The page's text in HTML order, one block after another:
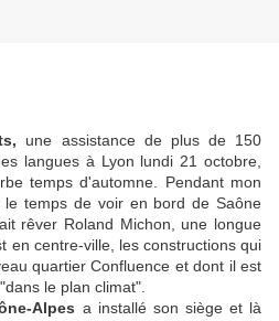
une assistance de plus de 150
langues à Lyon lundi 21 octobre,
temps d'automne. Pendant mon
temps de voir en bord de Saône
rêver Roland Michon, une longue
en centre-ville, les constructions qui
quartier Confluence et dont il est
le plan climat".
Alpes a installé son siège et là